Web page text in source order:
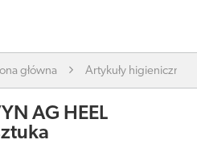
główna Artykuły higieniczne
AG HEEL